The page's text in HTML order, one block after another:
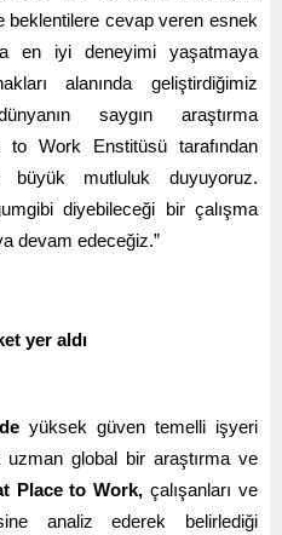
beklentilere cevap veren esnek
en iyi deneyimi yaşatmaya
alanında geliştirdiğimiz
saygın araştırma
to Work Enstitüsü tarafından
büyük mutluluk duyuyoruz.
diyebileceği bir çalışma
devam edeceğiz.”
yer aldı
yüksek güven temelli işyeri
global bir araştırma ve
Place to Work, çalışanları ve
analiz ederek belirlediği